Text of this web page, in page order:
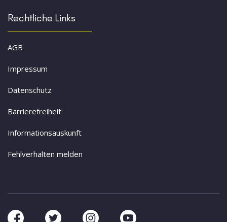
Rechtliche Links
AGB
Impressum
Datenschutz
Barrierefreiheit
Informationsauskunft
Fehlverhalten melden